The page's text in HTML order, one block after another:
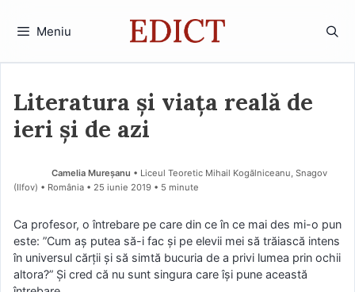
Meniu
Literatura și viața reală de
ieri și de azi
Camelia Mureșanu • Liceul Teoretic Mihail Kogălniceanu, Snagov
(Ilfov) • România
25 iunie 2019 • 5 minute
Ca profesor, o întrebare pe care din ce în ce mai des mi-o pun
este: ”Cum aș putea să-i fac și pe elevii mei să trăiască intens
în universul cărții și să simtă bucuria de a privi lumea prin ochii
altora?” Și cred că nu sunt singura care își pune această